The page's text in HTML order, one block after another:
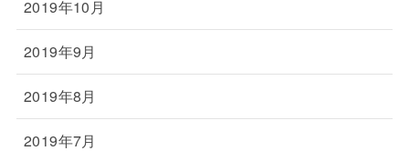
2019年10月
2019年9月
2019年8月
2019年7月